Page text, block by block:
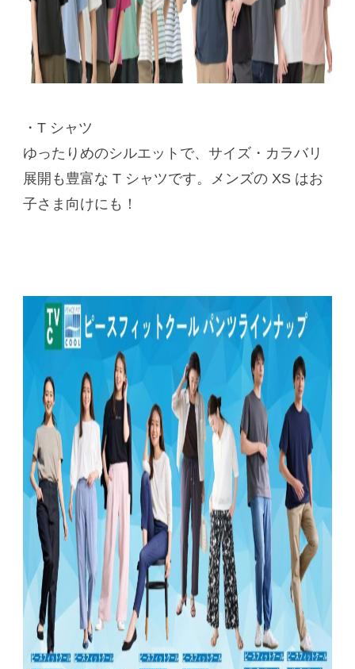
・T シャツ
ゆったりめのシルエットで、サイズ・カラバリ
展開も豊富な T シャツです。メンズの XS はお
子さま向けにも！